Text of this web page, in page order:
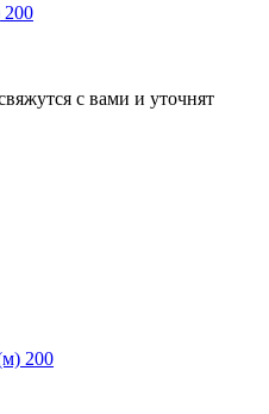
с вами и уточнят
200